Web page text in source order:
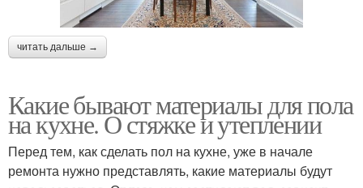
читать дальше →
Какие бывают материалы для пола
на кухне. О стяжке и утеплении
Перед тем, как сделать пол на кухне, уже в начале
ремонта нужно представлять, какие материалы будут